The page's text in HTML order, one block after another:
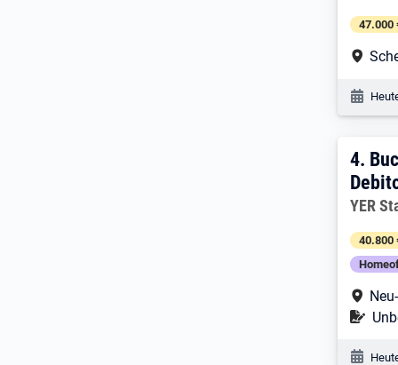
47.000
4.
4.
YER
40.800